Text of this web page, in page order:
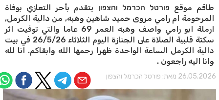
طاقم موقع פורטל הכרמל והצפון يتقدم بأحر التعازي بوفاة
المرحومة ام رامي مروى حميد شاهين وهبه, من دالية الكرمل,
ارملة ابو رامي واصف وهبه العمر 69 عاما والتي توفيت اثر
سكتة قلبية الصلاة على الجنازة اليوم الثلاثاء 26/5/26 في بيت
دالية الكرمل الساعة الواحدة ظهرا رحمها الله وابقاكم. انا لله
وانا اليه راجعون .
מאת: פורטל הכרמל והצפון